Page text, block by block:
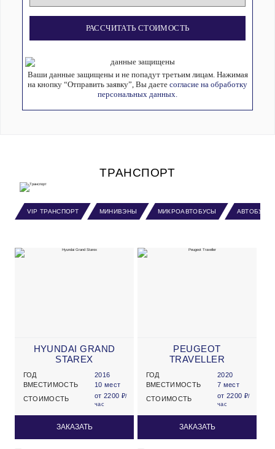
РАССЧИТАТЬ СТОИМОСТЬ
Ваши данные защищены и не попадут третьим лицам. Нажимая
на кнопку “Отправить заявку”, Вы даете согласие на обработку
персональных данных.
ТРАНСПОРТ
VIP ТРАНСПОРТ МИНИВЭНЫ МИКРОАВТОБУСЫ АВТОБУСЫ
HYUNDAI GRAND
STAREX
ГОД
2016
ВМЕСТИМОСТЬ
10 мест
СТОИМОСТЬ
от 2200 ₽/
час
ЗАКАЗАТЬ
PEUGEOT
TRAVELLER
ГОД
2020
ВМЕСТИМОСТЬ
7 мест
СТОИМОСТЬ
от 2200 ₽/
час
ЗАКАЗАТЬ